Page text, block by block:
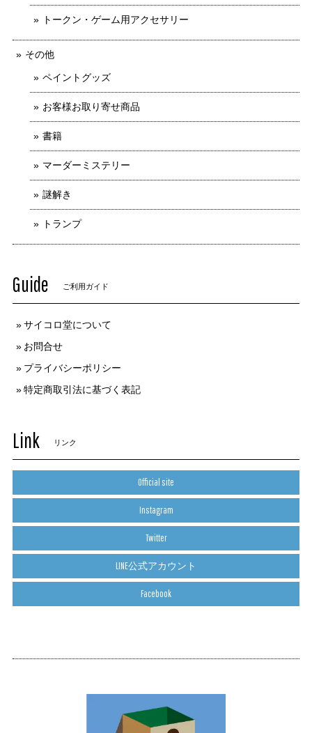
トークン・ゲーム用アクセサリー
その他
ペイントグッズ
お客様お取り寄せ商品
書籍
マーダーミステリー
謎解き
トランプ
Guide ご利用ガイド
サイコロ堂について
お問合せ
プライバシーポリシー
特定商取引法に基づく表記
Link リンク
Official site
Instagram
Twitter
LINE公式アカウント
Facebook